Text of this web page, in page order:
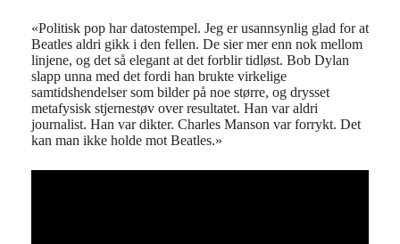
«Politisk pop har datostempel. Jeg er usannsynlig glad for at
Beatles aldri gikk i den fellen. De sier mer enn nok mellom
linjene, og det så elegant at det forblir tidløst. Bob Dylan
slapp unna med det fordi han brukte virkelige
samtidshendelser som bilder på noe større, og drysset
metafysisk stjernestøv over resultatet. Han var aldri
journalist. Han var dikter. Charles Manson var forrykt. Det
kan man ikke holde mot Beatles.»